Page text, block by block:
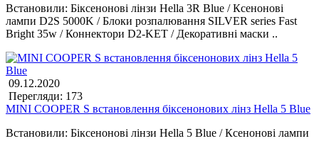
Встановили: Біксенонові лінзи Hella 3R Blue / Ксенонові
лампи D2S 5000K / Блоки розпалювання SILVER series Fast
Bright 35w / Коннектори D2-KET / Декоративні маски ..
09.12.2020
Перегляди: 173
MINI COOPER S встановлення біксенонових лінз Hella 5 Blue
Встановили: Біксенонові лінзи Hella 5 Blue / Ксенонові лампи